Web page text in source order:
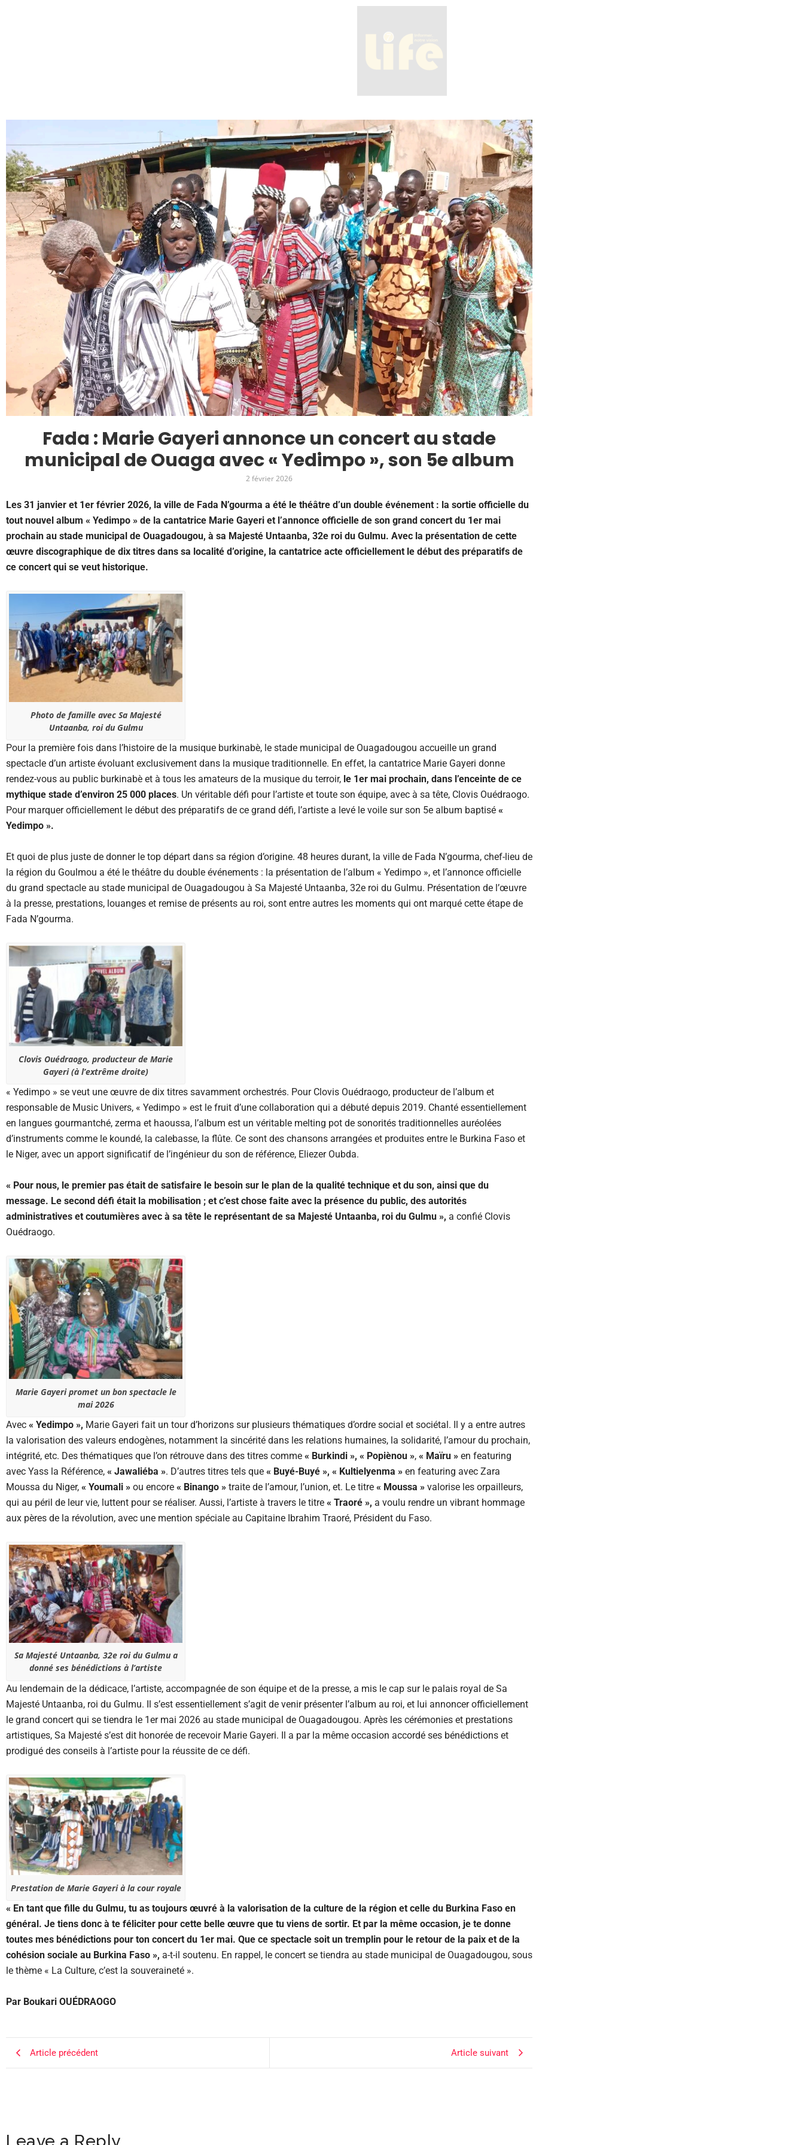
Fada : Marie Gayeri annonce un concert au stade
municipal de Ouaga avec « Yedimpo », son 5e album
2 février 2026
Les 31 janvier et 1er février 2026, la ville de Fada N’gourma a été le théâtre d’un double événement : la sortie officielle du
tout nouvel album « Yedimpo » de la cantatrice Marie Gayeri et l’annonce officielle de son grand concert du 1er mai
prochain au stade municipal de Ouagadougou, à sa Majesté Untaanba, 32e roi du Gulmu. Avec la présentation de cette
œuvre discographique de dix titres dans sa localité d’origine, la cantatrice acte officiellement le début des préparatifs de
ce concert qui se veut historique.
Photo de famille avec Sa Majesté
Untaanba, roi du Gulmu
Pour la première fois dans l’histoire de la musique burkinabè, le stade municipal de Ouagadougou accueille un grand
spectacle d’un artiste évoluant exclusivement dans la musique traditionnelle. En effet, la cantatrice Marie Gayeri donne
rendez-vous au public burkinabè et à tous les amateurs de la musique du terroir, le 1er mai prochain, dans l’enceinte de ce
mythique stade d’environ 25 000 places. Un véritable défi pour l’artiste et toute son équipe, avec à sa tête, Clovis Ouédraogo.
Pour marquer officiellement le début des préparatifs de ce grand défi, l’artiste a levé le voile sur son 5e album baptisé «
Yedimpo ».
Et quoi de plus juste de donner le top départ dans sa région d’origine. 48 heures durant, la ville de Fada N’gourma, chef-lieu de
la région du Goulmou a été le théâtre du double événements : la présentation de l’album « Yedimpo », et l’annonce officielle
du grand spectacle au stade municipal de Ouagadougou à Sa Majesté Untaanba, 32e roi du Gulmu. Présentation de l’œuvre
à la presse, prestations, louanges et remise de présents au roi, sont entre autres les moments qui ont marqué cette étape de
Fada N’gourma.
Clovis Ouédraogo, producteur de Marie
Gayeri (à l’extrême droite)
« Yedimpo » se veut une œuvre de dix titres savamment orchestrés. Pour Clovis Ouédraogo, producteur de l’album et
responsable de Music Univers, « Yedimpo » est le fruit d’une collaboration qui a débuté depuis 2019. Chanté essentiellement
en langues gourmantché, zerma et haoussa, l’album est un véritable melting pot de sonorités traditionnelles auréolées
d’instruments comme le koundé, la calebasse, la flûte. Ce sont des chansons arrangées et produites entre le Burkina Faso et
le Niger, avec un apport significatif de l’ingénieur du son de référence, Eliezer Oubda.
« Pour nous, le premier pas était de satisfaire le besoin sur le plan de la qualité technique et du son, ainsi que du
message. Le second défi était la mobilisation ; et c’est chose faite avec la présence du public, des autorités
administratives et coutumières avec à sa tête le représentant de sa Majesté Untaanba, roi du Gulmu », a confié Clovis
Ouédraogo.
Marie Gayeri promet un bon spectacle le
mai 2026
Avec « Yedimpo », Marie Gayeri fait un tour d’horizons sur plusieurs thématiques d’ordre social et sociétal. Il y a entre autres
la valorisation des valeurs endogènes, notamment la sincérité dans les relations humaines, la solidarité, l’amour du prochain,
intégrité, etc. Des thématiques que l’on rétrouve dans des titres comme « Burkindi », « Popiènou », « Maïru » en featuring
avec Yass la Référence, « Jawaliéba ». D’autres titres tels que « Buyé-Buyé », « Kultielyenma » en featuring avec Zara
Moussa du Niger, « Youmali » ou encore « Binango » traite de l’amour, l’union, et. Le titre « Moussa » valorise les orpailleurs,
qui au péril de leur vie, luttent pour se réaliser. Aussi, l’artiste à travers le titre « Traoré », a voulu rendre un vibrant hommage
aux pères de la révolution, avec une mention spéciale au Capitaine Ibrahim Traoré, Président du Faso.
Sa Majesté Untaanba, 32e roi du Gulmu a
donné ses bénédictions à l’artiste
Au lendemain de la dédicace, l’artiste, accompagnée de son équipe et de la presse, a mis le cap sur le palais royal de Sa
Majesté Untaanba, roi du Gulmu. Il s’est essentiellement s’agit de venir présenter l’album au roi, et lui annoncer officiellement
le grand concert qui se tiendra le 1er mai 2026 au stade municipal de Ouagadougou. Après les cérémonies et prestations
artistiques, Sa Majesté s’est dit honorée de recevoir Marie Gayeri. Il a par la même occasion accordé ses bénédictions et
prodigué des conseils à l’artiste pour la réussite de ce défi.
Prestation de Marie Gayeri à la cour royale
« En tant que fille du Gulmu, tu as toujours œuvré à la valorisation de la culture de la région et celle du Burkina Faso en
général. Je tiens donc à te féliciter pour cette belle œuvre que tu viens de sortir. Et par la même occasion, je te donne
toutes mes bénédictions pour ton concert du 1er mai. Que ce spectacle soit un tremplin pour le retour de la paix et de la
cohésion sociale au Burkina Faso », a-t-il soutenu. En rappel, le concert se tiendra au stade municipal de Ouagadougou, sous
le thème « La Culture, c’est la souveraineté ».
Par Boukari OUÉDRAOGO
Article précédent Article suivant